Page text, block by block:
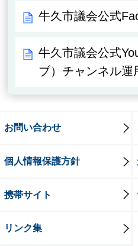
牛久市議会公式
牛久市議会公式
ブ）チャンネル運
お問い合わせ
個人情報保護方針
携帯サイト
リンク集